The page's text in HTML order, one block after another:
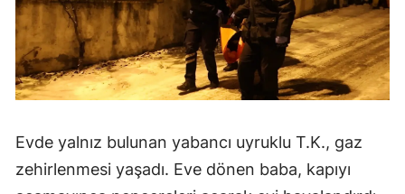
Evde yalnız bulunan yabancı uyruklu T.K., gaz
zehirlenmesi yaşadı. Eve dönen baba, kapıyı